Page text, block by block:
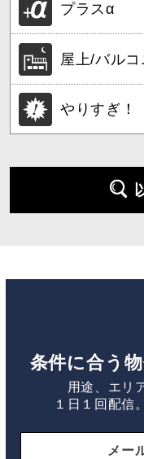
プラスα
屋上/バルコ
やりすぎ！
条件に合う
用途、エリ
１日１回配信
メー